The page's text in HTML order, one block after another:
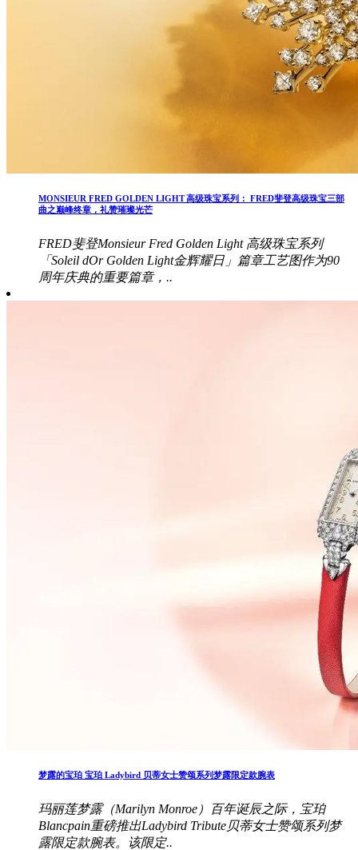
MONSIEUR FRED GOLDEN LIGHT 高级珠宝系列： FRED斐登高级珠宝三部
曲之巅峰终章，礼赞璀璨光芒
FRED斐登Monsieur Fred Golden Light 高级珠宝系列
「Soleil dOr Golden Light金辉耀日」篇章工艺图作为90
周年庆典的重要篇章，..
梦露的宝珀 宝珀 Ladybird 贝蒂女士赞颂系列梦露限定款腕表
玛丽莲梦露（Marilyn Monroe）百年诞辰之际，宝珀
Blancpain重磅推出Ladybird Tribute贝蒂女士赞颂系列梦
露限定款腕表。该限定..